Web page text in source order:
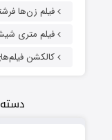
فیلم زن‌ها
فیلم متری
کالکشن